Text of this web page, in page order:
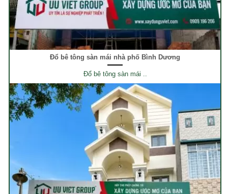
Đổ bê tông sàn mái nhà phố Bình Dương
Đổ bê tông sàn mái ..